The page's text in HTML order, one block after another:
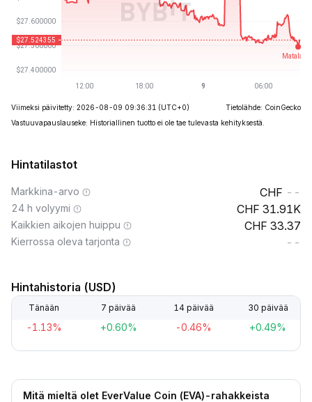
Viimeksi päivitetty: 2026-08-09 09:36:31 (UTC+0)
Tietolähde: CoinGecko
Vastuuvapauslauseke: Historiallinen tuotto ei ole tae tulevasta kehityksestä.
Hintatilastot
Markkina-arvo --
24 h volyymi 31.91K
Kaikkien aikojen huippu 33.37
Kierrossa oleva tarjonta --
Hintahistoria (USD)
Tänään 7 päivää 14 päivää 30 päivää
-1.13% +0.60% -0.46% +0.49%
Mitä mieltä olet EverValue Coin (EVA)-rahakkeista